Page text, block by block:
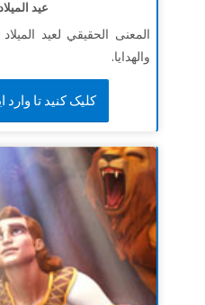
عيد
المعنى الحقيقي لعيد
والهدايا.
کلیک کنید تا